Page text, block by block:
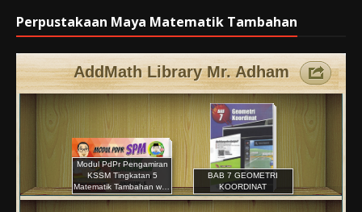
Perpustakaan Maya Matematik Tambahan